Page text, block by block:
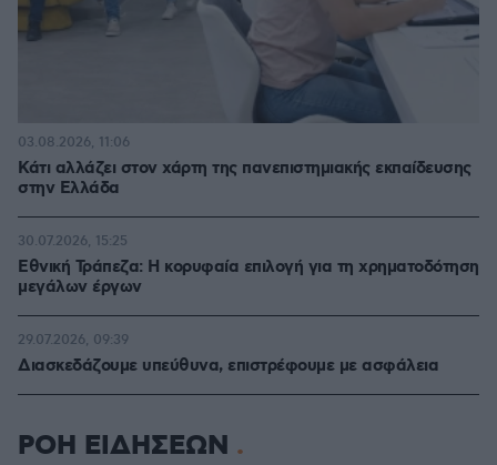
Κάτι αλλάζει στον χάρτη της πανεπιστημιακής εκπαίδευσης
στην Ελλάδα
03.08.2026, 11:06
Εθνική Τράπεζα: Η κορυφαία επιλογή για τη χρηματοδότηση
μεγάλων έργων
30.07.2026, 15:25
Διασκεδάζουμε υπεύθυνα, επιστρέφουμε με ασφάλεια
29.07.2026, 09:39
ΡΟΗ ΕΙΔΗΣΕΩΝ